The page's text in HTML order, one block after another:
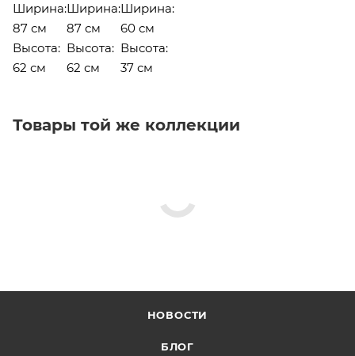
Ширина:
87 см
Высота:
62 см
Ширина:
87 см
Высота:
62 см
Ширина:
60 см
Высота:
37 см
Товары той же коллекции
НОВОСТИ
БЛОГ